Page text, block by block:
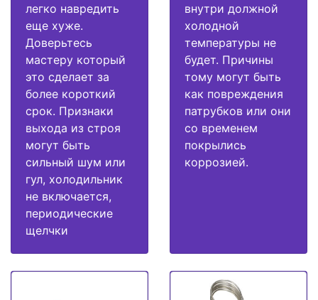
легко навредить
еще хуже.
Доверьтесь
мастеру который
это сделает за
более короткий
срок. Признаки
выхода из строя
могут быть
сильный шум или
гул, холодильник
не включается,
периодические
щелчки
внутри должной
холодной
температуры не
будет. Причины
тому могут быть
как повреждения
патрубков или они
со временем
покрылись
коррозией.